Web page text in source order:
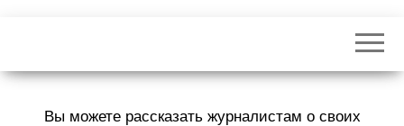
к
р
Вы можете рассказать журналистам о своих